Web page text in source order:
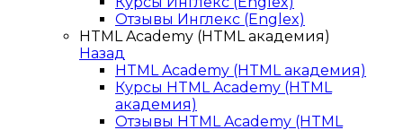
Отзывы Инглекс (Englex)
HTML Academy (HTML академия)
Назад
HTML Academy (HTML академия)
Курсы HTML Academy (HTML
академия)
Отзывы HTML Academy (HTML